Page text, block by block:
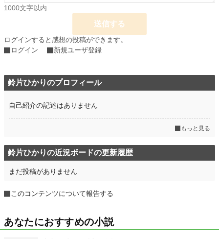
初回公開日時 2021.05.08 19:19
週間ポイント 0 pt (228,634 位)
年間ポイント 28 pt (170,374 位)
1000文字以内
送信する
ログインすると感想の投稿ができます。
ログイン
新規ユーザ登録
鈴片ひかりのプロフィール
自己紹介の記述はありません
もっと見る
鈴片ひかりの近況ボードの更新履歴
まだ投稿がありません
このコンテンツについて報告する
あなたにおすすめの小説